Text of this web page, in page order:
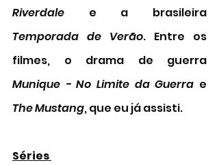
Riverdale
Temporada de Verão. Entre os
Munique - No Limite da Guerra
The Mustang, que eu já assisti.
Séries